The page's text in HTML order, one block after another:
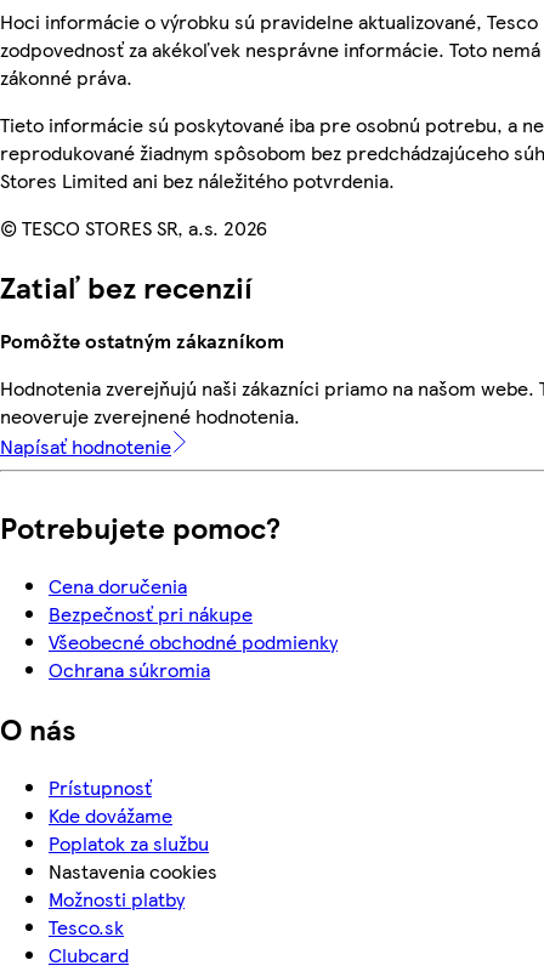
Hoci informácie o výrobku sú pravidelne aktualizované, Tesco
zodpovednosť za akékoľvek nesprávne informácie. Toto nemá
zákonné práva.
Tieto informácie sú poskytované iba pre osobnú potrebu, a
reprodukované žiadnym spôsobom bez predchádzajúceho
Stores Limited ani bez náležitého potvrdenia.
© TESCO STORES SR, a.s. 2026
Zatiaľ bez recenzií
Pomôžte ostatným zákazníkom
Hodnotenia zverejňujú naši zákazníci priamo na našom webe.
neoveruje zverejnené hodnotenia.
Napísať hodnotenie
Potrebujete pomoc?
Cena doručenia
Bezpečnosť pri nákupe
Všeobecné obchodné podmienky
Ochrana súkromia
O nás
Prístupnosť
Kde dovážame
Poplatok za službu
Nastavenia cookies
Možnosti platby
Tesco.sk
Clubcard